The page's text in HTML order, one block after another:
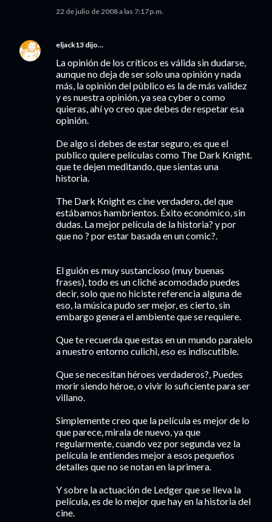
22 de julio de 2008 a las 7:17 p.m.
eljack13 dijo…
La opinión de los críticos es válida sin dudarse,
aunque no deja de ser solo una opinión y nada
más, la opinión del público es la de más validez
y es nuestra opinión, ya sea cyber o como
quieras, ahí yo creo que debes de respetar esa
opinión.
De algo si debes de estar seguro, es que el
publico quiere películas como The Dark Knight.
que te dejen meditando, que sientas una
historia.
The Dark Knight es cine verdadero, del que
estábamos hambrientos. Éxito económico, sin
dudas. La mejor película de la historia? y por
que no ? por estar basada en un comic?.
El guión es muy sustancioso (muy buenas
frases), todo es un cliché acomodado puedes
decir, solo que no hiciste referencia alguna de
eso, la música pudo ser mejor, es cierto, sin
embargo genera el ambiente que se requiere.
Que te recuerda que estas en un mundo paralelo
a nuestro entorno culichi, eso es indiscutible.
Que se necesitan héroes verdaderos?, Puedes
morir siendo héroe, o vivir lo suficiente para ser
villano.
Simplemente creo que la película es mejor de lo
que parece, mirala de nuevo, ya que
regularmente, cuando vez por segunda vez la
película le entiendes mejor a esos pequeños
detalles que no se notan en la primera.
Y sobre la actuación de Ledger que se lleva la
película, es de lo mejor que hay en la historia del
cine.